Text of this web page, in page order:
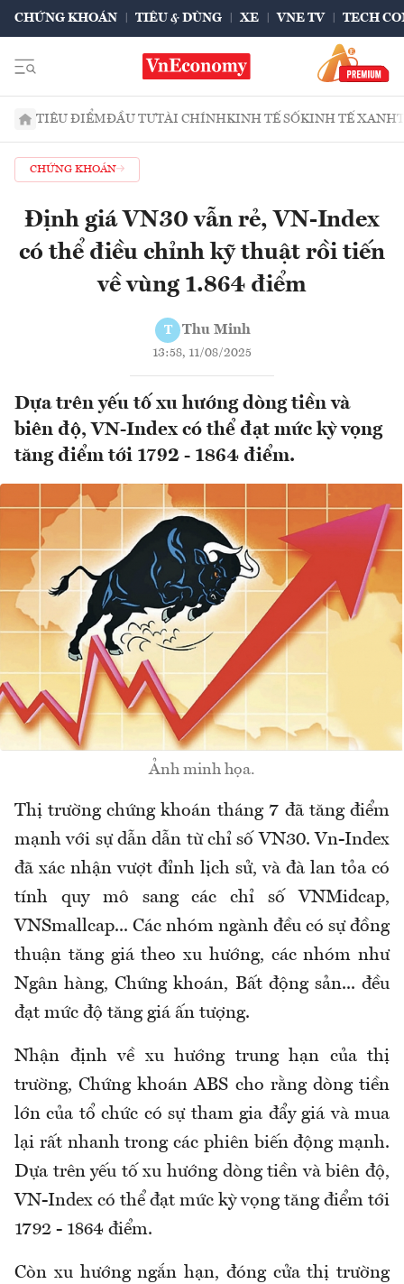
CHỨNG KHOÁN TIÊU & DÙNG XE VNE TV TECH
TIÊU ĐIỂMĐẦU TƯTÀI CHÍNHKINH TẾ SỐKINH TẾ XANH
CHỨNG KHOÁN
Định giá VN30 vẫn rẻ, VN-Index
có thể điều chỉnh kỹ thuật rồi tiến
về vùng 1.864 điểm
T Thu Minh
13:58, 11/08/2025
Dựa trên yếu tố xu hướng dòng tiền và
biên độ, VN-Index có thể đạt mức kỳ vọng
tăng điểm tới 1792 - 1864 điểm.
Ảnh minh họa.
Thị trường chứng khoán tháng 7 đã tăng điểm
mạnh với sự dẫn dẫn từ chỉ số VN30. Vn-Index
đã xác nhận vượt đỉnh lịch sử, và đà lan tỏa có
tính quy mô sang các chỉ số VNMidcap,
VNSmallcap... Các nhóm ngành đều có sự đồng
thuận tăng giá theo xu hướng, các nhóm như
Ngân hàng, Chứng khoán, Bất động sản... đều
đạt mức độ tăng giá ấn tượng.
Nhận định về xu hướng trung hạn của thị
trường, Chứng khoán ABS cho rằng dòng tiền
lớn của tổ chức có sự tham gia đẩy giá và mua
lại rất nhanh trong các phiên biến động mạnh.
Dựa trên yếu tố xu hướng dòng tiền và biên độ,
VN-Index có thể đạt mức kỳ vọng tăng điểm tới
1792 - 1864 điểm.
Còn xu hướng ngắn hạn, đóng cửa thị trường